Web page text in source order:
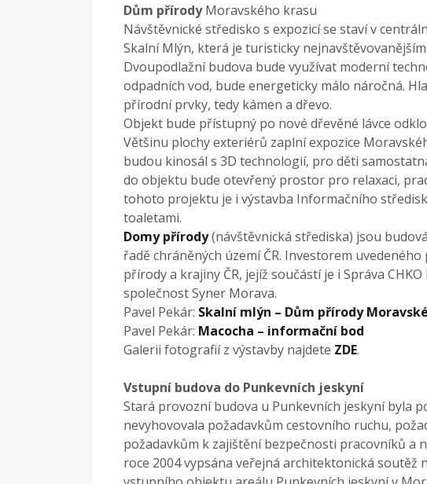
Dům přírodyMoravského krasu
Návštěvnické středisko s expozicí se staví v
Skalní Mlýn, která je turisticky
Dvoupodlažní budova bude využívat moderní
odpadních vod, bude energeticky málo náročná.
přírodní prvky, tedy kámen a dřevo.
Objekt bude přístupný po nové dřevěné lávce
Většinu plochy exteriérů zaplní expozice
budou kinosál s 3D technologií, pro děti
do objektu bude otevřený prostor pro relaxaci,
tohoto projektu je i výstavba Informačního
toaletami.
Domy přírody(návštěvnická střediska) jsou
řadě chráněných území ČR. Investorem
přírody a krajiny ČR, jejíž součástí je i Správa
společnost Syner Morava.
Pavel Pekár: Skalní mlýn – Dům přírody
Pavel Pekár: Macocha – informační bod
Galerii fotografií z výstavby najdete ZDE.
Vstupní budova do Punkevních jeskyní
Stará provozní budova u Punkevních jeskyní byla
nevyhovovala požadavkům cestovního ruchu,
požadavkům k zajištění bezpečnosti pracovníků a
roce 2004 vypsána veřejná architektonická soutěž